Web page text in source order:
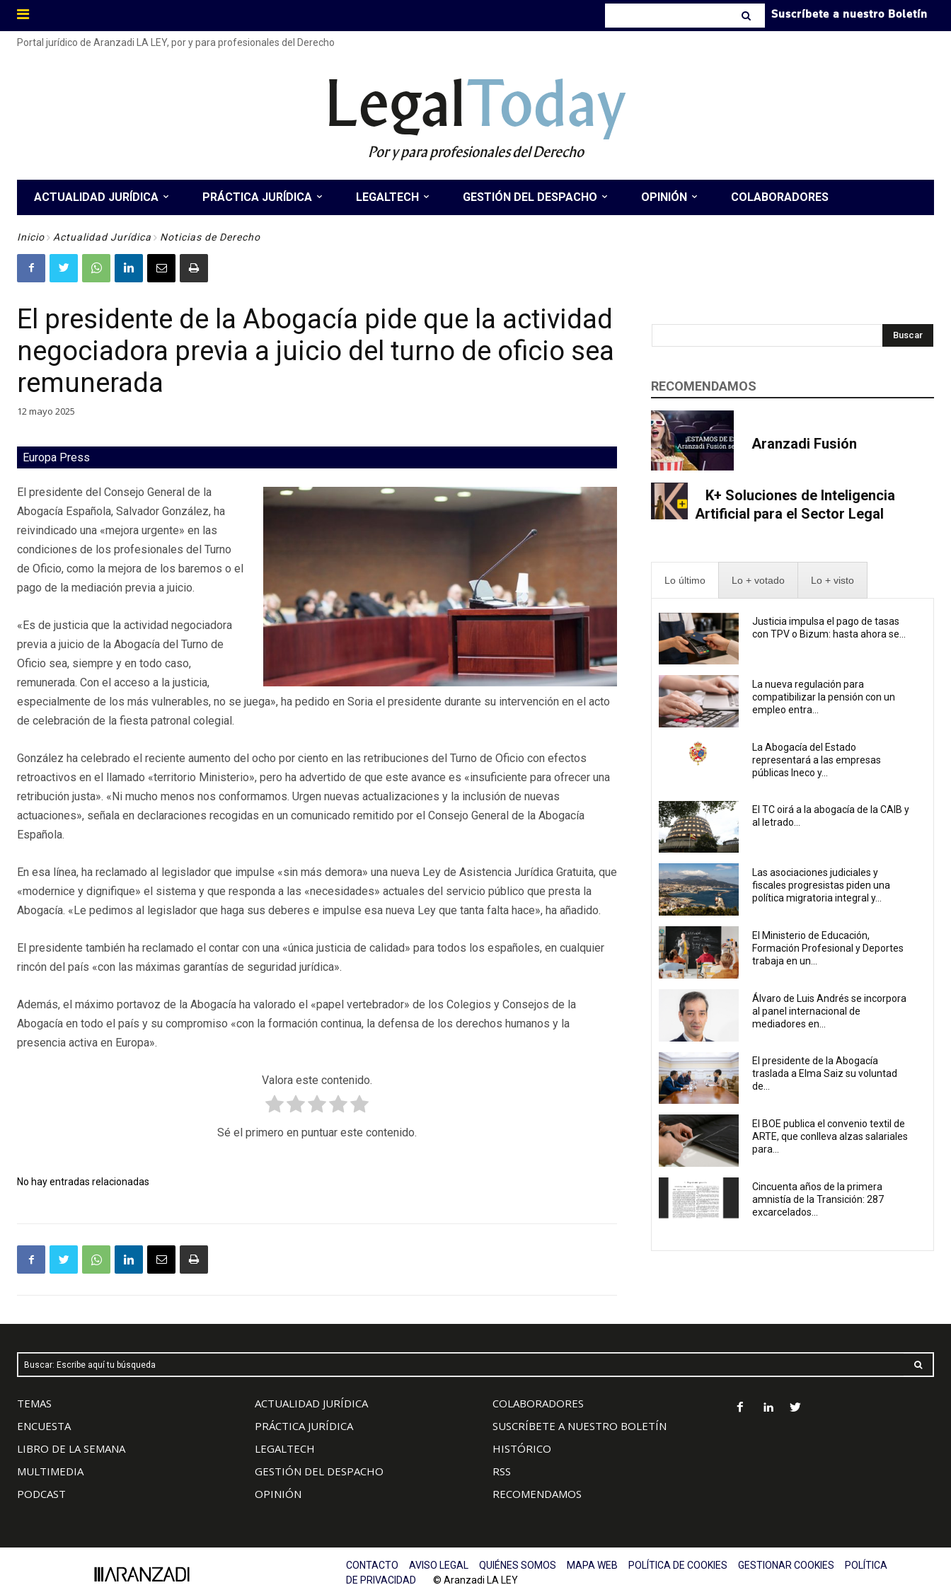
Suscríbete a nuestro Boletín
Portal jurídico de Aranzadi LA LEY, por y para profesionales del Derecho
LegalToday
Por y para profesionales del Derecho
ACTUALIDAD JURÍDICA PRÁCTICA JURÍDICA LEGALTECH GESTIÓN DEL DESPACHO OPINIÓN COLABORADORES
Inicio Actualidad Jurídica Noticias de Derecho
El presidente de la Abogacía pide que la actividad
negociadora previa a juicio del turno de oficio sea
remunerada
12 mayo 2025
Europa Press
El presidente del Consejo General de la
Abogacía Española, Salvador González, ha
reivindicado una «mejora urgente» en las
condiciones de los profesionales del Turno
de Oficio, como la mejora de los baremos o el
pago de la mediación previa a juicio.
«Es de justicia que la actividad negociadora
previa a juicio de la Abogacía del Turno de
Oficio sea, siempre y en todo caso,
remunerada. Con el acceso a la justicia,
especialmente de los más vulnerables, no se juega», ha pedido en Soria el presidente durante su intervención en el acto
de celebración de la fiesta patronal colegial.
González ha celebrado el reciente aumento del ocho por ciento en las retribuciones del Turno de Oficio con efectos
retroactivos en el llamado «territorio Ministerio», pero ha advertido de que este avance es «insuficiente para ofrecer una
retribución justa». «Ni mucho menos nos conformamos. Urgen nuevas actualizaciones y la inclusión de nuevas
actuaciones», señala en declaraciones recogidas en un comunicado remitido por el Consejo General de la Abogacía
Española.
En esa línea, ha reclamado al legislador que impulse «sin más demora» una nueva Ley de Asistencia Jurídica Gratuita, que
«modernice y dignifique» el sistema y que responda a las «necesidades» actuales del servicio público que presta la
Abogacía. «Le pedimos al legislador que haga sus deberes e impulse esa nueva Ley que tanta falta hace», ha añadido.
El presidente también ha reclamado el contar con una «única justicia de calidad» para todos los españoles, en cualquier
rincón del país «con las máximas garantías de seguridad jurídica».
Además, el máximo portavoz de la Abogacía ha valorado el «papel vertebrador» de los Colegios y Consejos de la
Abogacía en todo el país y su compromiso «con la formación continua, la defensa de los derechos humanos y la
presencia activa en Europa».
Valora este contenido.
Sé el primero en puntuar este contenido.
No hay entradas relacionadas
Buscar
RECOMENDAMOS
Aranzadi Fusión
K+ Soluciones de Inteligencia
Artificial para el Sector Legal
Lo último Lo + votado Lo + visto
Justicia impulsa el pago de tasas
con TPV o Bizum: hasta ahora se...
La nueva regulación para
compatibilizar la pensión con un
empleo entra...
La Abogacía del Estado
representará a las empresas
públicas Ineco y...
El TC oirá a la abogacía de la CAIB y
al letrado...
Las asociaciones judiciales y
fiscales progresistas piden una
política migratoria integral y...
El Ministerio de Educación,
Formación Profesional y Deportes
trabaja en un...
Álvaro de Luis Andrés se incorpora
al panel internacional de
mediadores en...
El presidente de la Abogacía
traslada a Elma Saiz su voluntad
de...
El BOE publica el convenio textil de
ARTE, que conlleva alzas salariales
para...
Cincuenta años de la primera
amnistía de la Transición: 287
excarcelados...
Buscar: Escribe aquí tu búsqueda
TEMAS
ENCUESTA
LIBRO DE LA SEMANA
MULTIMEDIA
PODCAST
ACTUALIDAD JURÍDICA
PRÁCTICA JURÍDICA
LEGALTECH
GESTIÓN DEL DESPACHO
OPINIÓN
COLABORADORES
SUSCRÍBETE A NUESTRO BOLETÍN
HISTÓRICO
RSS
RECOMENDAMOS
CONTACTO AVISO LEGAL QUIÉNES SOMOS MAPA WEB POLÍTICA DE COOKIES GESTIONAR COOKIES
POLÍTICA
DE PRIVACIDAD © Aranzadi LA LEY